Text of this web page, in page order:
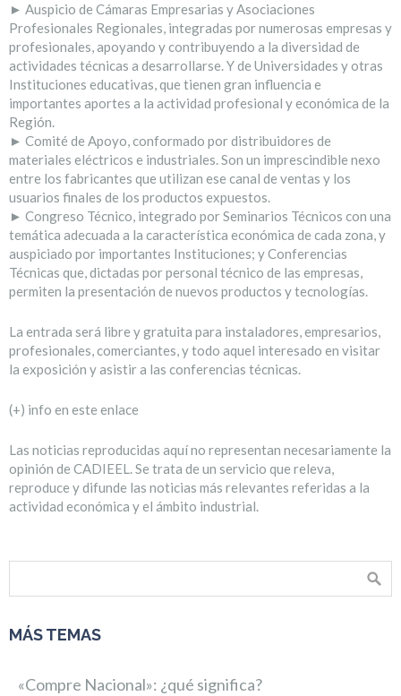
► Auspicio de Cámaras Empresarias y Asociaciones
Profesionales Regionales, integradas por numerosas empresas y
profesionales, apoyando y contribuyendo a la diversidad de
actividades técnicas a desarrollarse. Y de Universidades y otras
Instituciones educativas, que tienen gran influencia e
importantes aportes a la actividad profesional y económica de la
Región.
► Comité de Apoyo, conformado por distribuidores de
materiales eléctricos e industriales. Son un imprescindible nexo
entre los fabricantes que utilizan ese canal de ventas y los
usuarios finales de los productos expuestos.
► Congreso Técnico, integrado por Seminarios Técnicos con una
temática adecuada a la característica económica de cada zona, y
auspiciado por importantes Instituciones; y Conferencias
Técnicas que, dictadas por personal técnico de las empresas,
permiten la presentación de nuevos productos y tecnologías.
La entrada será libre y gratuita para instaladores, empresarios,
profesionales, comerciantes, y todo aquel interesado en visitar
la exposición y asistir a las conferencias técnicas.
(+) info en este enlace
Las noticias reproducidas aquí no representan necesariamente la
opinión de CADIEEL. Se trata de un servicio que releva,
reproduce y difunde las noticias más relevantes referidas a la
actividad económica y el ámbito industrial.
MÁS TEMAS
«Compre Nacional»: ¿qué significa?